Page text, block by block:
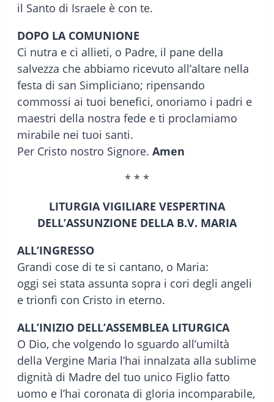
il Santo di Israele è con te.
DOPO LA COMUNIONE
Ci nutra e ci allieti, o Padre, il pane della
salvezza che abbiamo ricevuto all’altare nella
festa di san Simpliciano; ripensando
commossi ai tuoi benefici, onoriamo i padri e
maestri della nostra fede e ti proclamiamo
mirabile nei tuoi santi.
Per Cristo nostro Signore. Amen
* * *
LITURGIA VIGILIARE VESPERTINA
DELL’ASSUNZIONE DELLA B.V. MARIA
ALL’INGRESSO
Grandi cose di te si cantano, o Maria:
oggi sei stata assunta sopra i cori degli angeli
e trionfi con Cristo in eterno.
ALL’INIZIO DELL’ASSEMBLEA LITURGICA
O Dio, che volgendo lo sguardo all’umiltà
della Vergine Maria l’hai innalzata alla sublime
dignità di Madre del tuo unico Figlio fatto
uomo e l’hai coronata di gloria incomparabile,